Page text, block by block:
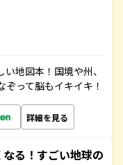
地図本！国境や州、
って脳もイキイキ！
詳細を見る
る！すごい地球の